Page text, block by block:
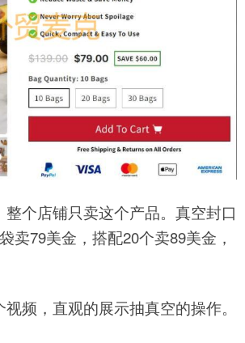
个店铺只卖这个产品。真空封口
卖79美金，搭配20个卖89美金，
频，直观的展示抽真空的操作。